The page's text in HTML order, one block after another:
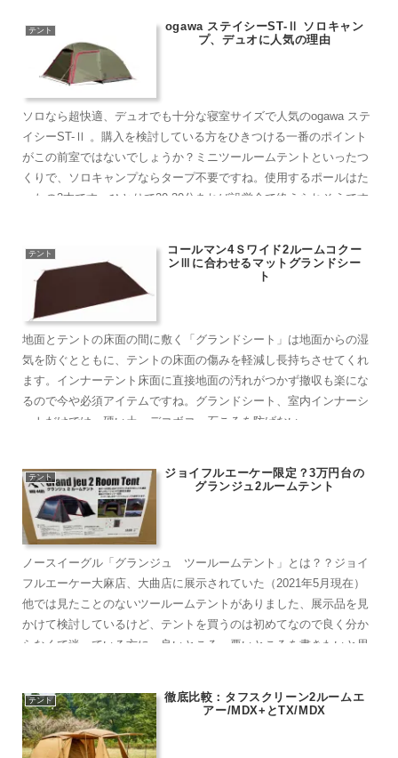
テント
ogawa ステイシーST-Ⅱ ソロキャン
プ、デュオに人気の理由
ソロなら超快適、デュオでも十分な寝室サイズで人気のogawa ステ
イシーST-Ⅱ 。購入を検討している方をひきつける一番のポイント
がこの前室ではないでしょうか？ミニツールームテントといったつ
くりで、ソロキャンプならタープ不要ですね。使用するポールはた
ったの3本です。ひとりで20-30分あれば設営全て終えられそうです
テント
コールマン4Ｓワイド2ルームコクー
ンⅢに合わせるマットグランドシー
ト
地面とテントの床面の間に敷く「グランドシート」は地面からの湿
気を防ぐとともに、テントの床面の傷みを軽減し長持ちさせてくれ
ます。インナーテント床面に直接地面の汚れがつかず撤収も楽にな
るので今や必須アイテムですね。グランドシート、室内インナーシ
ートだけでは、硬い土、デコボコ、石ころを防げない…….
テント
ジョイフルエーケー限定？3万円台の
グランジュ2ルームテント
ノースイーグル「グランジュ ツールームテント」とは？？ジョイ
フルエーケー大麻店、大曲店に展示されていた（2021年5月現在）
他では見たことのないツールームテントがありました、展示品を見
かけて検討しているけど、テントを買うのは初めてなので良く分か
らなくて迷っている方に、良いところ、悪いところを書きたいと思
テント
徹底比較：タフスクリーン2ルームエ
アー/MDX+とTX/MDX